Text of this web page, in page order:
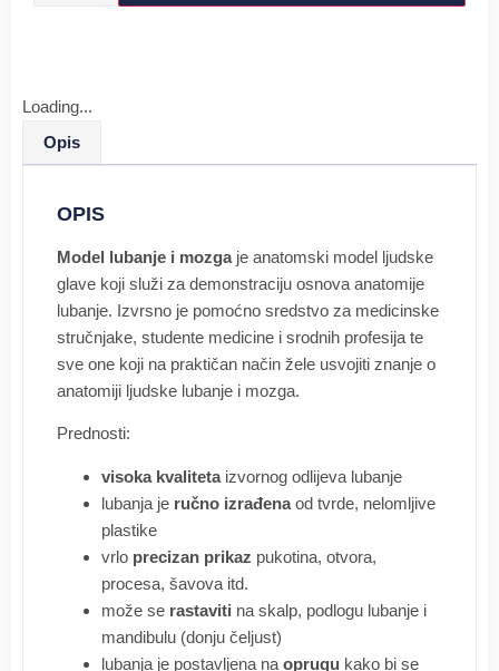
Loading...
Opis
OPIS
Model lubanje i mozgaje anatomski model ljudske
glave koji služi za demonstraciju osnova anatomije
lubanje. Izvrsno je pomoćno sredstvo za medicinske
stručnjake, studente medicine i srodnih profesija te
sve one koji na praktičan način žele usvojiti znanje o
anatomiji ljudske lubanje i mozga.
Prednosti:
visoka kvalitetaizvornog odlijeva lubanje
lubanja je ručno izrađenaod tvrde, nelomljive
plastike
vrlo precizan prikaz pukotina, otvora,
procesa, šavova itd.
može se rastaviti na skalp, podlogu lubanje i
mandibulu (donju čeljust)
lubanja je postavljena na oprugu kako bi se